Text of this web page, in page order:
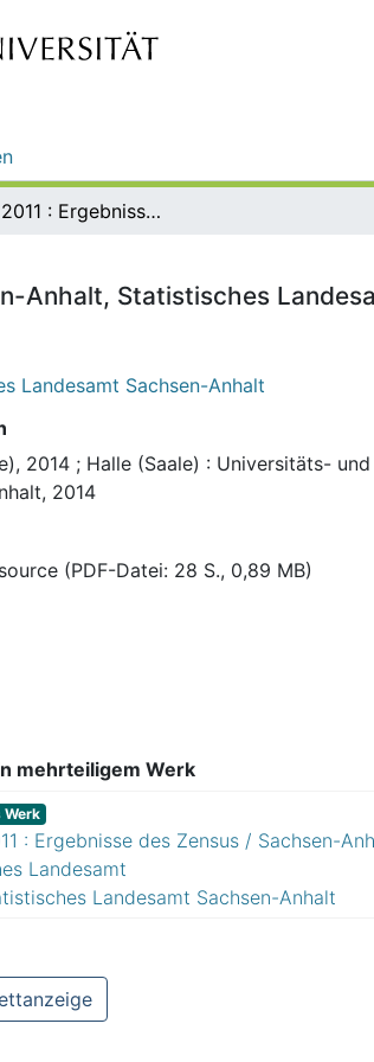
Zensus 2011 : Ergebnisse des Zensus / Sachsen-Anhalt, Statistisches Landesamt
Anhalt, Statistisches
Landesamt Sachsen-Anhalt
2014 ; Halle (Saale) : Universitäts-
2014
(PDF-Datei: 28 S., 0,89 MB)
mehrteiligem Werk
Werk
: Ergebnisse des Zensus / Sachsen-
Landesamt
Landesamt Sachsen-Anhalt